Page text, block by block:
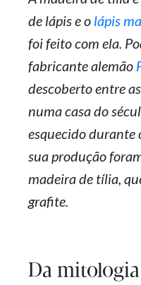
de lápis e o lápis
foi feito com ela.
fabricante alemão
descoberto entre
numa casa do
esquecido durante
sua produção
madeira de tília,
grafite.
Da